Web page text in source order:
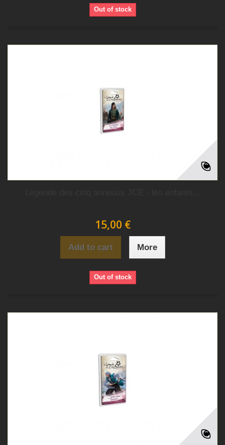
Out of stock
15,00 €
Add to cart More
Out of stock